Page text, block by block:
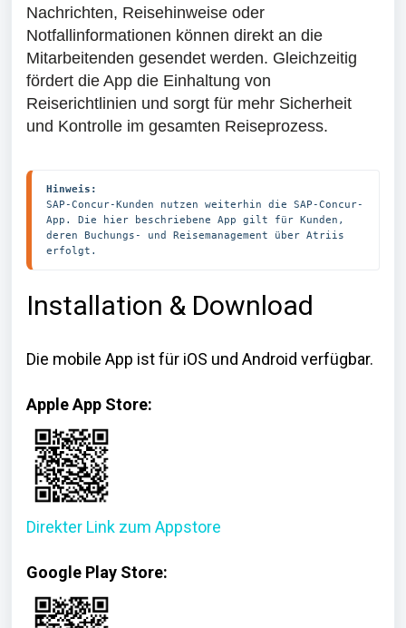
Nachrichten, Reisehinweise oder
Notfallinformationen können direkt an die
Mitarbeitenden gesendet werden. Gleichzeitig
fördert die App die Einhaltung von
Reiserichtlinien und sorgt für mehr Sicherheit
und Kontrolle im gesamten Reiseprozess.
Hinweis:
SAP-Concur-Kunden nutzen weiterhin die SAP-Concur-
App. Die hier beschriebene App gilt für Kunden,
deren Buchungs- und Reisemanagement über Atriis
erfolgt.
Installation & Download
Die mobile App ist für iOS und Android verfügbar.
Apple App Store:
Direkter Link zum Appstore
Google Play Store: